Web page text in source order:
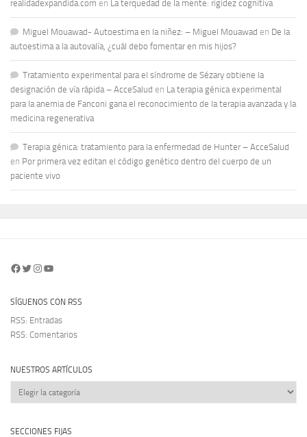
realidadexpandida.com en La terquedad de la mente: rigidez cognitiva
Miguel Mouawad- Autoestima en la niñez: – Miguel Mouawad en De la
autoestima a la autovalía, ¿cuál debo fomentar en mis hijos?
Tratamiento experimental para el síndrome de Sézary obtiene la
designación de vía rápida – AcceSalud en La terapia génica experimental
para la anemia de Fanconi gana el reconocimiento de la terapia avanzada y la
medicina regenerativa
Terapia génica: tratamiento para la enfermedad de Hunter – AcceSalud
en Por primera vez editan el código genético dentro del cuerpo de un
paciente vivo
Facebook
Twitter
Instagram
YouTube
SÍGUENOS CON RSS
RSS: Entradas
RSS: Comentarios
NUESTROS ARTÍCULOS
Nuestros
artículos
SECCIONES FIJAS